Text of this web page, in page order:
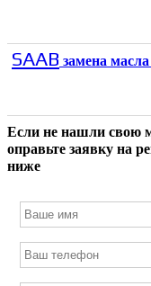
SAAB замена
Если не нашли свою
оправьте заявку на
ниже